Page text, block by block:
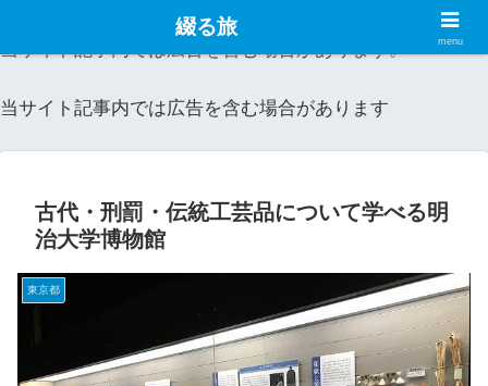
当サイト記事内では広告を含む場合があります。
当サイト記事内では広告を含む場合があります
古代・刑罰・伝統工芸品について学べる明
治大学博物館
東京都
綴る旅
menu